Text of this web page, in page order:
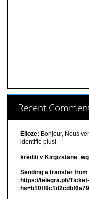
Recent
Elioze: Bonjour, Nous
identifié plusi
krediti v
Sending a transfer
https://telegra.ph/